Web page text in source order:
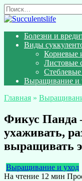
Перейти
к
Search
for:
Болезни и
Виды
Корневые
Листовые
Выращивание и
Главная »
Фикус Панда
ухаживать,
выращивать
Выращивание и уход
На чтение 12 мин